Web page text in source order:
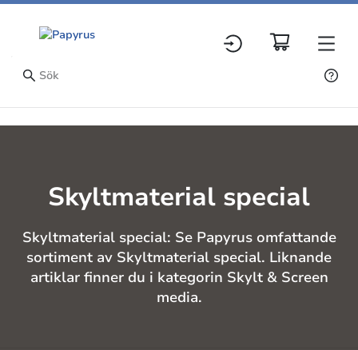
Skyltmaterial special
Skyltmaterial special: Se Papyrus omfattande
sortiment av Skyltmaterial special. Liknande
artiklar finner du i kategorin Skylt & Screen
media.